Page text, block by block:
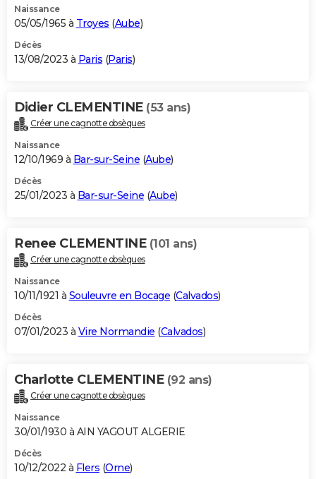
Naissance
05/05/1965 à Troyes (Aube)
Décès
13/08/2023 à Paris (Paris)
Didier CLEMENTINE (53 ans)
Créer une cagnotte obsèques
Naissance
12/10/1969 à Bar-sur-Seine (Aube)
Décès
25/01/2023 à Bar-sur-Seine (Aube)
Renee CLEMENTINE (101 ans)
Créer une cagnotte obsèques
Naissance
10/11/1921 à Souleuvre en Bocage (Calvados)
Décès
07/01/2023 à Vire Normandie (Calvados)
Charlotte CLEMENTINE (92 ans)
Créer une cagnotte obsèques
Naissance
30/01/1930 à AIN YAGOUT ALGERIE
Décès
10/12/2022 à Flers (Orne)